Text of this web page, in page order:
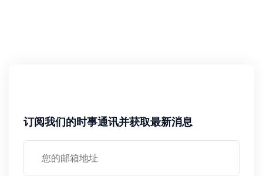
订阅我们的时事通讯并获取最新消息